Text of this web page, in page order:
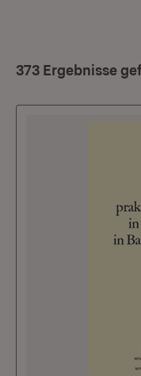
373 Ergebnisse